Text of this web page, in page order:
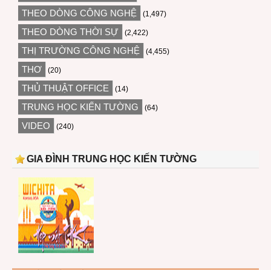
THEO DÒNG CÔNG NGHỆ (1,497)
THEO DÒNG THỜI SỰ (2,422)
THỊ TRƯỜNG CÔNG NGHỆ (4,455)
THƠ (20)
THỦ THUẬT OFFICE (14)
TRUNG HỌC KIẾN TƯỜNG (64)
VIDEO (240)
GIA ĐÌNH TRUNG HỌC KIẾN TƯỜNG